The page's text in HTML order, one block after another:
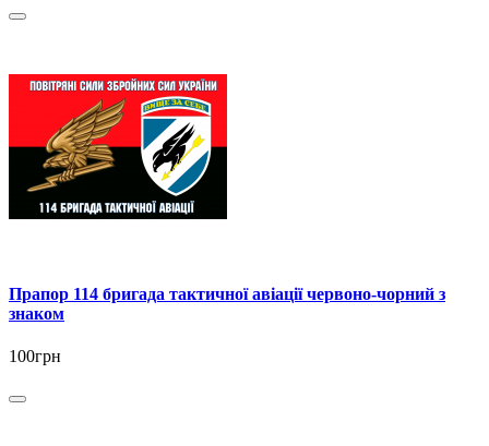
Прапор 114 бригада тактичної авіації червоно-чорний з
знаком
100грн